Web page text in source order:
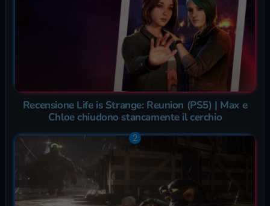
Recensione Life is Strange: Reunion (PS5) | Max e
Chloe chiudono stancamente il cerchio